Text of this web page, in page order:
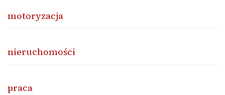
motoryzacja
nieruchomości
praca